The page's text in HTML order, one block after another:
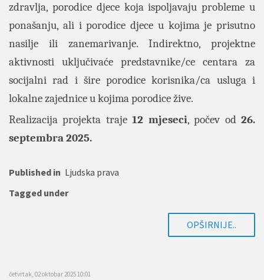
zdravlja, porodice djece koja ispoljavaju probleme u
ponašanju, ali i porodice djece u kojima je prisutno
nasilje ili zanemarivanje. Indirektno, projektne
aktivnosti uključivaće predstavnike/ce centara za
socijalni rad i šire porodice korisnika/ca usluga i
lokalne zajednice u kojima porodice žive.
Realizacija projekta traje12 mjeseci, počev od26.
septembra 2025.
Published in Ljudska prava
Tagged under
OPŠIRNIJE..
četvrtak, 02 oktobar 2025 10:01